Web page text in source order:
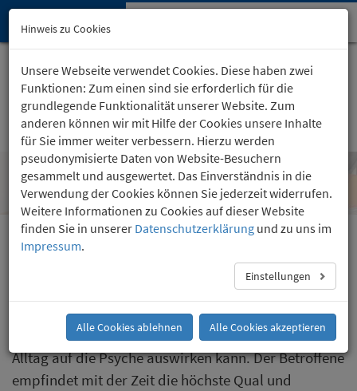
Hypnose-Institut
(0221) 36 757 24
Tinnitus
Die Behandlungsergebnisse können von Mensch zu
Wer unter dem ständigen Ohrenpfeifen leidet, weiß,
wie belastend sich dieses dauerhafte Geräusch im
Alltag auf die Psyche auswirken kann. Der Betroffene
empfindet mit der Zeit die höchste Qual und
Hinweis zu Cookies
Unsere Webseite verwendet Cookies. Diese haben zwei
Funktionen: Zum einen sind sie erforderlich für die
grundlegende Funktionalität unserer Website. Zum
anderen können wir mit Hilfe der Cookies unsere Inhalte
für Sie immer weiter verbessern. Hierzu werden
pseudonymisierte Daten von Website-Besuchern
gesammelt und ausgewertet. Das Einverständnis in die
Verwendung der Cookies können Sie jederzeit widerrufen.
Weitere Informationen zu Cookies auf dieser Website
finden Sie in unserer Datenschutzerklärung und zu uns im
Impressum.
Einstellungen
Alle Cookies ablehnen Alle Cookies akzeptieren